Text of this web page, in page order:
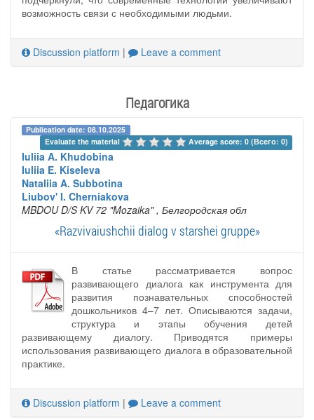
возможность связи с необходимыми людьми.
Discussion platform | Leave a comment
Педагогика
Publication date: 08.10.2025
Evaluate the material
Average score: 0 (Всего: 0)
Iuliia A. Khudobina
Iuliia E. Kiseleva
Nataliia A. Subbotina
Liubov' I. Cherniakova
MBDOU D/S KV 72 "Mozaika" , Белгородская обл
«Razvivaiushchii dialog v starshei gruppe»
В статье рассматривается вопрос
развивающего диалога как инструмента для
развития познавательных способностей
дошкольников 4–7 лет. Описываются задачи,
структура и этапы обучения детей
развивающему диалогу. Приводятся примеры
использования развивающего диалога в образовательной
практике.
Discussion platform | Leave a comment